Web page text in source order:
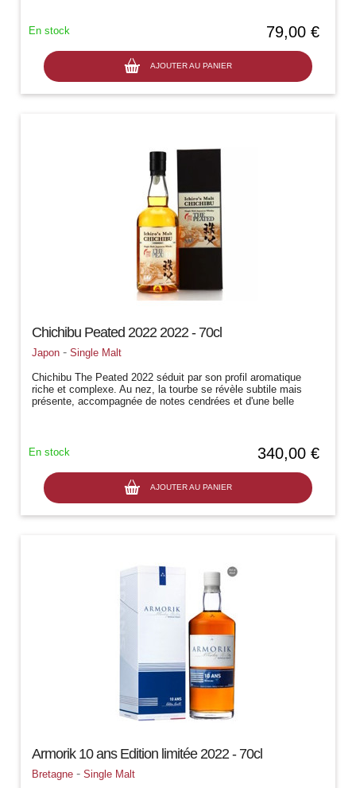
79,00 €
AJOUTER AU PANIER
En stock
Chichibu Peated 2022 2022 - 70cl
Japon -Single Malt
Chichibu The Peated 2022 séduit par son profil aromatique
riche et complexe. Au nez, la tourbe se révèle subtile mais
présente, accompagnée de notes cendrées et d'une belle
340,00 €
AJOUTER AU PANIER
En stock
Armorik 10 ans Edition limitée 2022 - 70cl
Bretagne -Single Malt